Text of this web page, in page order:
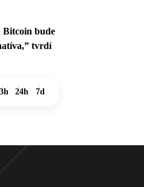
Bitcoin bude
tvrdí
3h 24h 7d